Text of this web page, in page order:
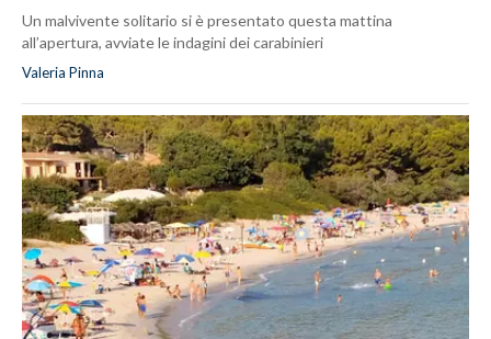
Un malvivente solitario si è presentato questa mattina
all’apertura, avviate le indagini dei carabinieri
Valeria Pinna